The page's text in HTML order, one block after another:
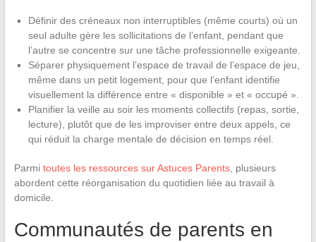
Définir des créneaux non interruptibles (même courts) où un
seul adulte gère les sollicitations de l’enfant, pendant que
l’autre se concentre sur une tâche professionnelle exigeante.
Séparer physiquement l’espace de travail de l’espace de jeu,
même dans un petit logement, pour que l’enfant identifie
visuellement la différence entre « disponible » et « occupé ».
Planifier la veille au soir les moments collectifs (repas, sortie,
lecture), plutôt que de les improviser entre deux appels, ce
qui réduit la charge mentale de décision en temps réel.
Parmi toutes les ressources sur Astuces Parents, plusieurs
abordent cette réorganisation du quotidien liée au travail à
domicile.
Communautés de parents en